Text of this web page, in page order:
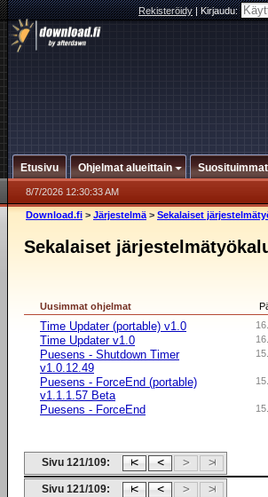
Rekisteröidy|Kirjaudu:
Etusivu Ohjelmat alueittain Suosituimmat
8/7/2026 12:30:33 AM
Download.fi > Järjestelmä > Sekalaiset
Sekalaiset
Uusimmat ohjelmat
Time Updater (portable) v1.0
Time Updater v1.0
Puesens - Shutdown Timer
v1.0.12.49
Puesens - ForceEnd (portable)
v1.1.1.57 Beta
Puesens - ForceEnd
Sivu 121/109:
Sivu 121/109: